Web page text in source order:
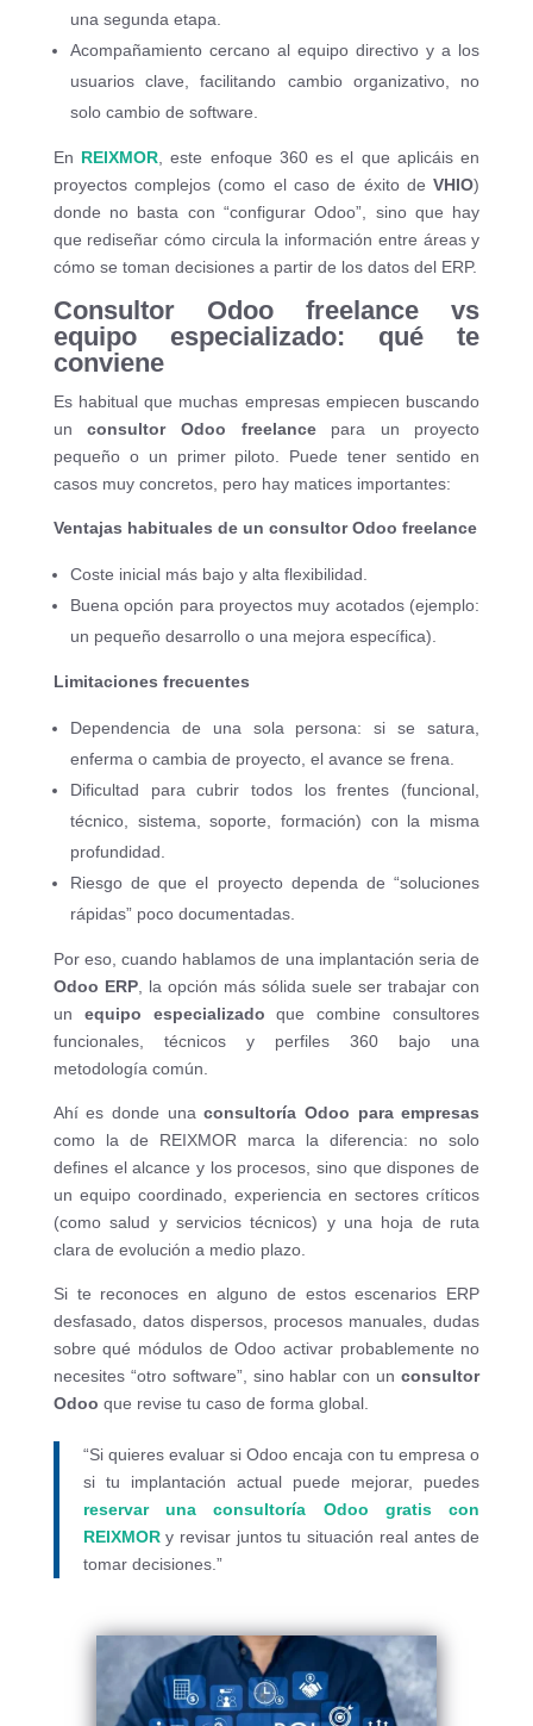
una segunda etapa.
Acompañamiento cercano al equipo directivo y a los
usuarios clave, facilitando cambio organizativo, no
solo cambio de software.
En REIXMOR, este enfoque 360 es el que aplicáis en
proyectos complejos (como el caso de éxito deVHIO)
donde no basta con “configurar Odoo”, sino que hay
que rediseñar cómo circula la información entre áreas y
cómo se toman decisiones a partir de los datos del ERP.
Consultor Odoo freelance vs
equipo especializado: qué te
conviene
Es habitual que muchas empresas empiecen buscando
unconsultor Odoo freelancepara un proyecto
pequeño o un primer piloto. Puede tener sentido en
casos muy concretos, pero hay matices importantes:
Ventajas habituales de un consultor Odoo freelance
Coste inicial más bajo y alta flexibilidad.
Buena opción para proyectos muy acotados (ejemplo:
un pequeño desarrollo o una mejora específica).
Limitaciones frecuentes
Dependencia de una sola persona: si se satura,
enferma o cambia de proyecto, el avance se frena.
Dificultad para cubrir todos los frentes (funcional,
técnico, sistema, soporte, formación) con la misma
profundidad.
Riesgo de que el proyecto dependa de “soluciones
rápidas” poco documentadas.
Por eso, cuando hablamos de una implantación seria de
Odoo ERP, la opción más sólida suele ser trabajar con
un equipo especializado que combine consultores
funcionales, técnicos y perfiles 360 bajo una
metodología común.
Ahí es donde unaconsultoría Odoo para empresas
como la de REIXMOR marca la diferencia: no solo
defines el alcance y los procesos, sino que dispones de
un equipo coordinado, experiencia en sectores críticos
(como salud y servicios técnicos) y una hoja de ruta
clara de evolución a medio plazo.
Si te reconoces en alguno de estos escenarios ERP
desfasado, datos dispersos, procesos manuales, dudas
sobre qué módulos de Odoo activar probablemente no
necesites “otro software”, sino hablar con unconsultor
Odoo que revise tu caso de forma global.
“Si quieres evaluar si Odoo encaja con tu empresa o
si tu implantación actual puede mejorar, puedes
reservar una consultoría Odoo gratis con
REIXMORy revisar juntos tu situación real antes de
tomar decisiones.”